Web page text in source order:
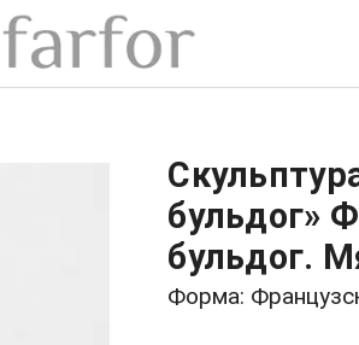
бульдог»
бульдог.
Форма: